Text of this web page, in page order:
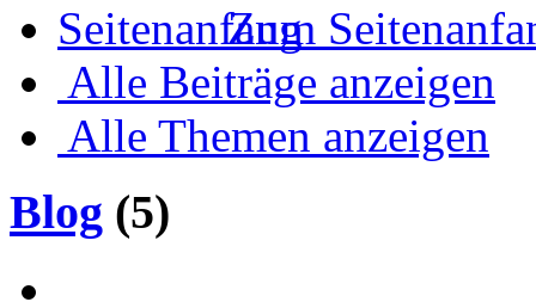
Zum
Alle Beiträge anzeigen
Alle Themen anzeigen
Blog (5)